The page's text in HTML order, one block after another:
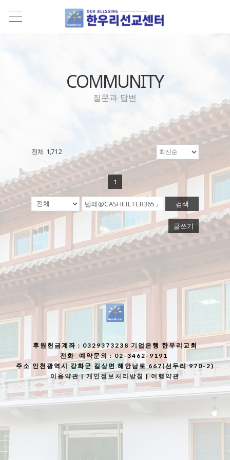
COMMUNITY
질문과 답변
전체 1,712
1
검색
글쓰기
후원헌금계좌 : 0329373238 기업은행 한우리교회
전화
예약문의 : 02-3462-9191
주소인천광역시 강화군 길상면 해안남로 667(선두리 970-2)
이용약관|개인정보처리방침 |여행약관